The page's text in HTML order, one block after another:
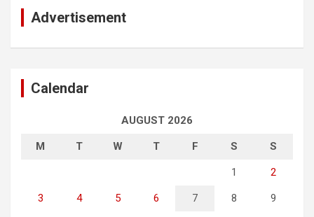
Advertisement
Calendar
AUGUST 2026
M T W T F S S
1 2
3 4 5 6 7 8 9